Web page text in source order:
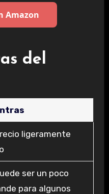
Amazon
del
ligeramente
ser un poco
para algunos